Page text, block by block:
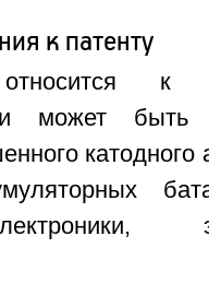
к патенту
к
может быть
катодного